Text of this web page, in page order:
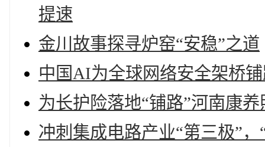
提速
金川故事探寻炉窑“安稳”之道
中国AI为全球网络安全架桥
为长护险落地“铺路”河南康
冲刺集成电路产业“第三极”